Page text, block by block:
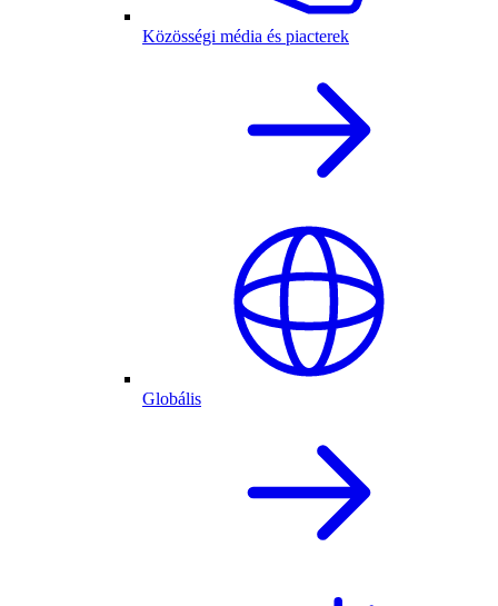
Közösségi média és piacterek
Globális